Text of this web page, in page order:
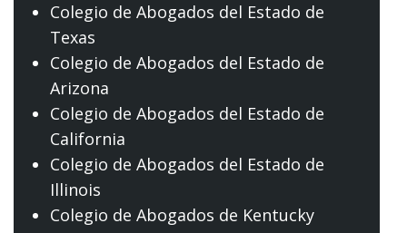
Colegio de Abogados del Estado de
Texas
Colegio de Abogados del Estado de
Arizona
Colegio de Abogados del Estado de
California
Colegio de Abogados del Estado de
Illinois
Colegio de Abogados de Kentucky